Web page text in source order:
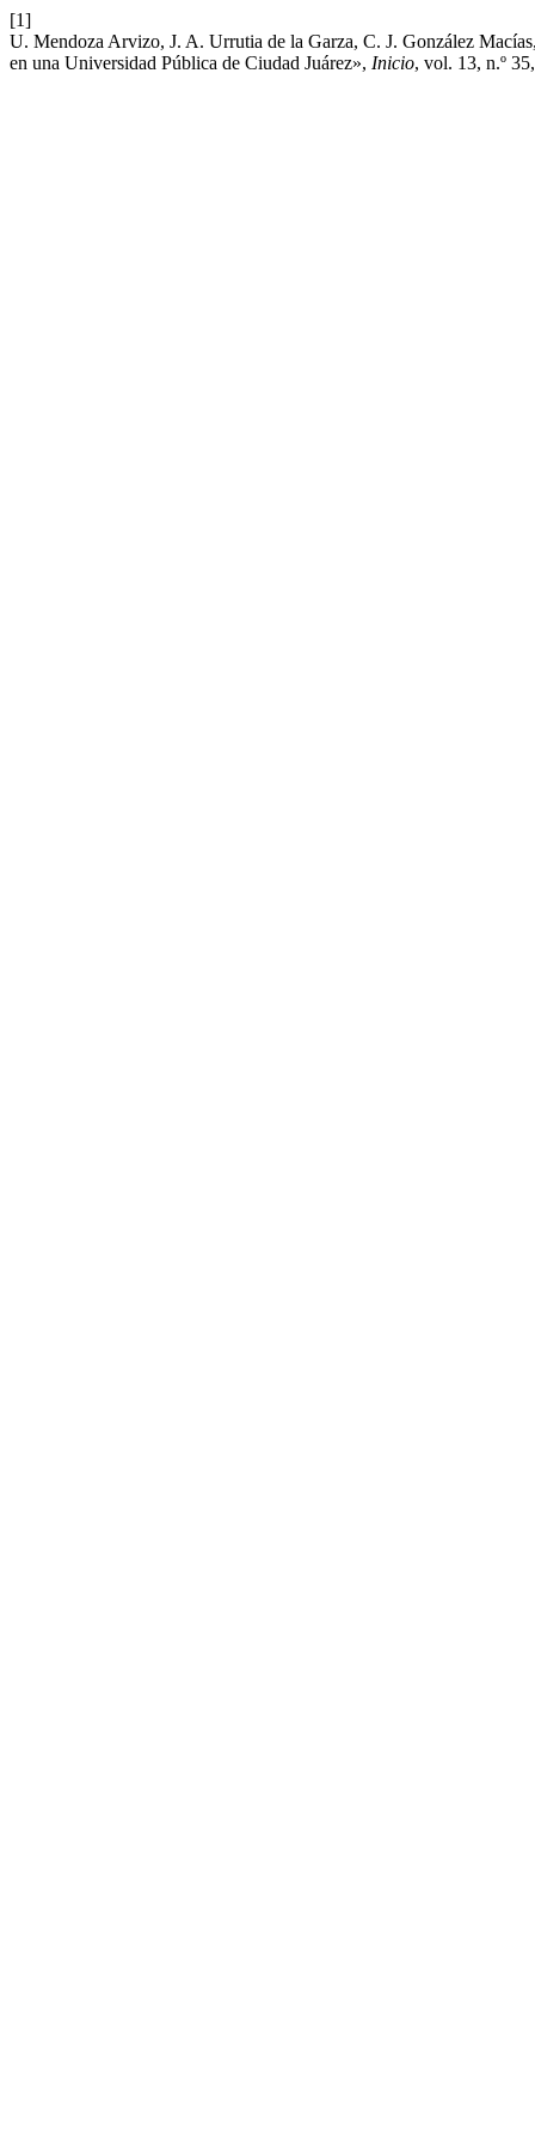
[1]
U. Mendoza Arvizo, J. A. Urrutia de la Garza, C. J. González
en una Universidad Pública de Ciudad Juárez», Inicio, vol. 13, n.º